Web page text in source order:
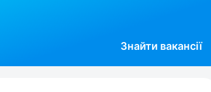
Знайти вакансії